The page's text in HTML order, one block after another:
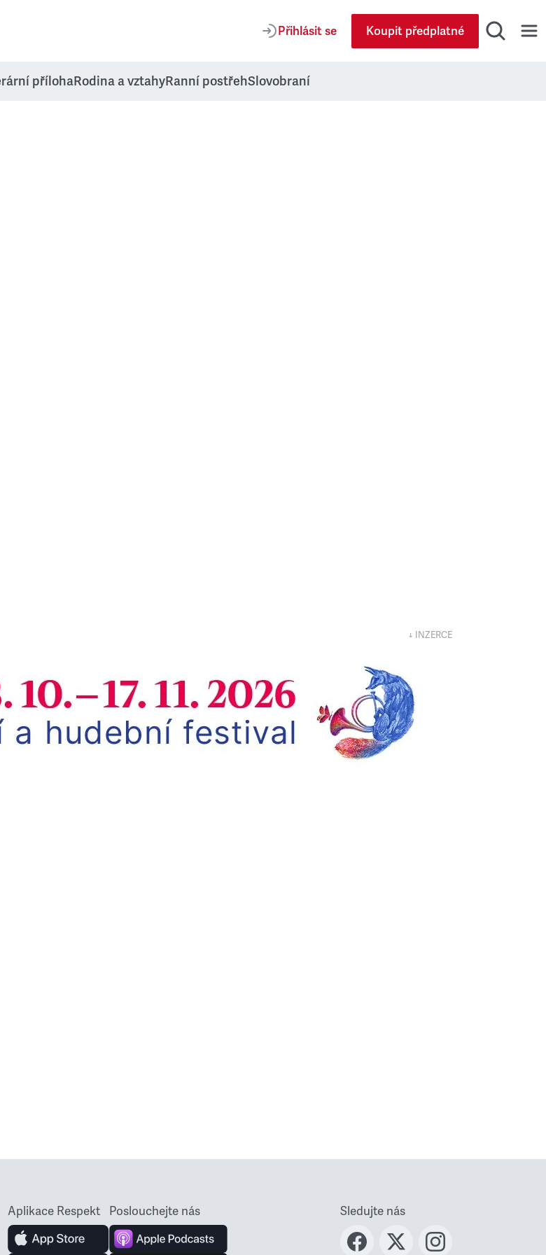
Přihlásit se Koupit předplatné
přílohaRodina a vztahyRanní postřehSlovobraní
↓ INZERCE
Aplikace Respekt Poslouchejte nás Sledujte nás